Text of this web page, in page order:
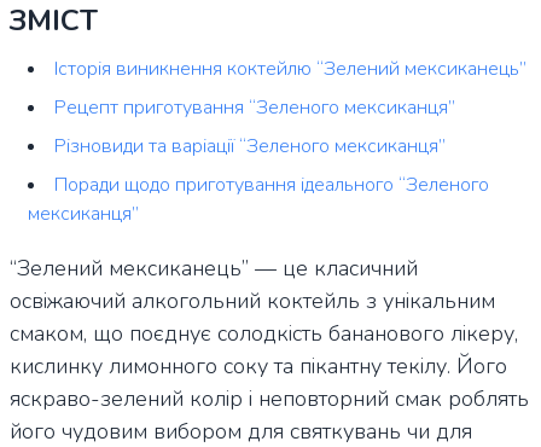
ЗМІСТ
Історія виникнення коктейлю “Зелений мексиканець”
Рецепт приготування “Зеленого мексиканця”
Різновиди та варіації “Зеленого мексиканця”
Поради щодо приготування ідеального “Зеленого
мексиканця”
“Зелений мексиканець” — це класичний
освіжаючий алкогольний коктейль з унікальним
смаком, що поєднує солодкість бананового лікеру,
кислинку лимонного соку та пікантну текілу. Його
яскраво-зелений колір і неповторний смак роблять
його чудовим вибором для святкувань чи для